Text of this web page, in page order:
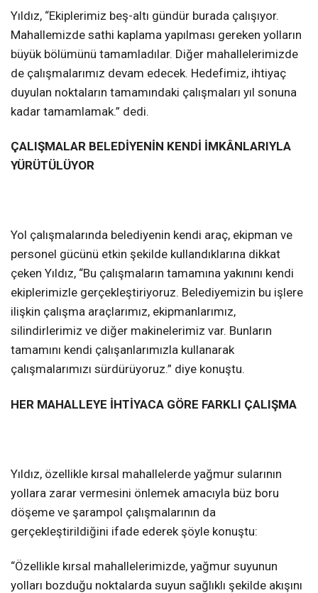
Yıldız, “Ekiplerimiz beş-altı gündür burada çalışıyor.
Mahallemizde sathi kaplama yapılması gereken yolların
büyük bölümünü tamamladılar. Diğer mahallelerimizde
de çalışmalarımız devam edecek. Hedefimiz, ihtiyaç
duyulan noktaların tamamındaki çalışmaları yıl sonuna
kadar tamamlamak.” dedi.
ÇALIŞMALAR BELEDİYENİN KENDİ İMKÂNLARIYLA
YÜRÜTÜLÜYOR
Yol çalışmalarında belediyenin kendi araç, ekipman ve
personel gücünü etkin şekilde kullandıklarına dikkat
çeken Yıldız, “Bu çalışmaların tamamına yakınını kendi
ekiplerimizle gerçekleştiriyoruz. Belediyemizin bu işlere
ilişkin çalışma araçlarımız, ekipmanlarımız,
silindirlerimiz ve diğer makinelerimiz var. Bunların
tamamını kendi çalışanlarımızla kullanarak
çalışmalarımızı sürdürüyoruz.” diye konuştu.
HER MAHALLEYE İHTİYACA GÖRE FARKLI ÇALIŞMA
Yıldız, özellikle kırsal mahallelerde yağmur sularının
yollara zarar vermesini önlemek amacıyla büz boru
döşeme ve şarampol çalışmalarının da
gerçekleştirildiğini ifade ederek şöyle konuştu:
“Özellikle kırsal mahallelerimizde, yağmur suyunun
yolları bozduğu noktalarda suyun sağlıklı şekilde akışını